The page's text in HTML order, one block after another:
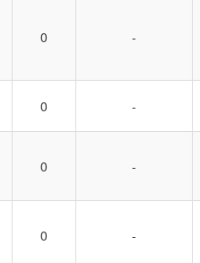
0 -
0 -
0 -
0 -